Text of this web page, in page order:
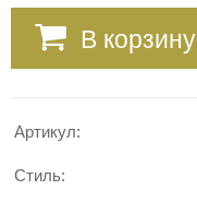
В корзину
Артикул:
Стиль: